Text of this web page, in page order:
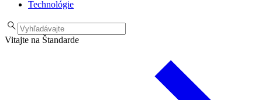
Technológie
Vitajte na Štandarde